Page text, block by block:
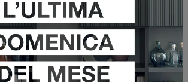
VEDI DI PIÙ